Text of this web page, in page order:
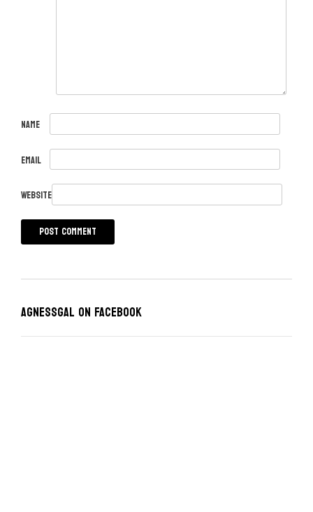
Name
Email
Website
Agnessgal on Facebook